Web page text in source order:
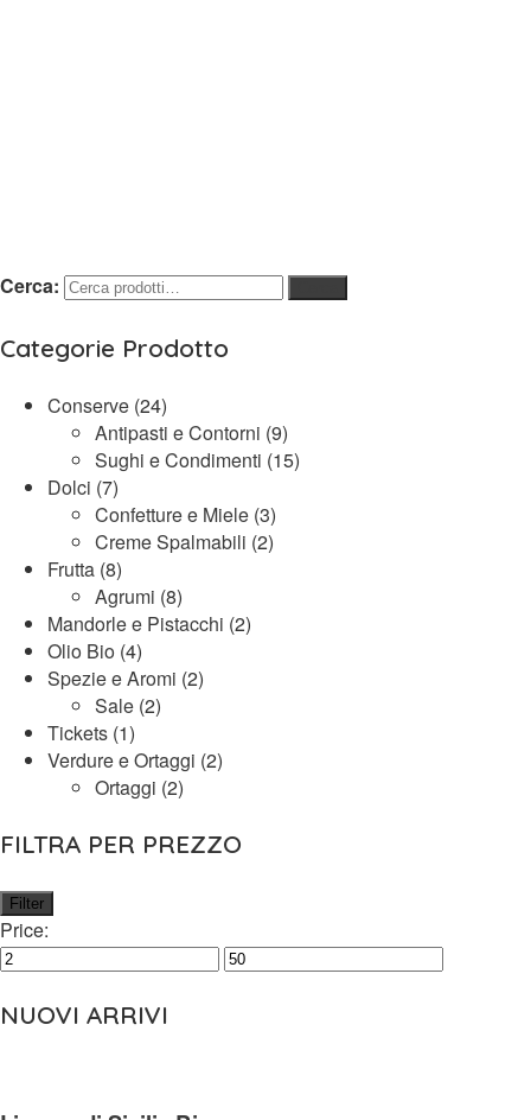
Cerca:
Categorie Prodotto
Conserve (24)
Antipasti e Contorni (9)
Sughi e Condimenti (15)
Dolci (7)
Confetture e Miele (3)
Creme Spalmabili (2)
Frutta (8)
Agrumi (8)
Mandorle e Pistacchi (2)
Olio Bio (4)
Spezie e Aromi (2)
Sale (2)
Tickets (1)
Verdure e Ortaggi (2)
Ortaggi (2)
FILTRA PER PREZZO
Filter
Price:
NUOVI ARRIVI